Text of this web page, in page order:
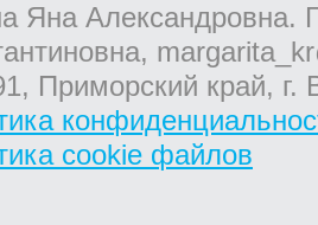
Яна Александровна.
Приморский край,
cookie файлов